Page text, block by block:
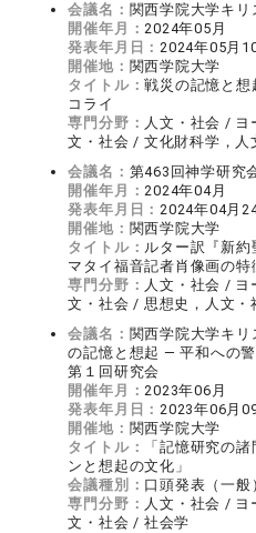
会議名： 関西学院大学キ
開催年月：2024年05月
発表年月日：2024年05月
開催地： 関西学院大学
タイトル：戦災の記憶と想
コライ
専門分野： 人文・社会 / ヨ
文・社会 / 文化財科学，人
会議名： 第463回神学研究
開催年月：2024年04月
発表年月日：2024年04月
開催地： 関西学院大学
タイトル： ルター訳『新約
マタイ福音記者肖像画の特
専門分野： 人文・社会 / ヨ
文・社会 / 思想史，人文・
会議名： 関西学院大学キ
の記憶と想起 ― 平和への
第１回研究会
開催年月：2023年06月
発表年月日：2023年06月
開催地： 関西学院大学
タイトル：
「記憶研究の
ンと想起の文化」
会議種別： 口頭発表（一般
専門分野： 人文・社会 / ヨ
文・社会 / 社会学